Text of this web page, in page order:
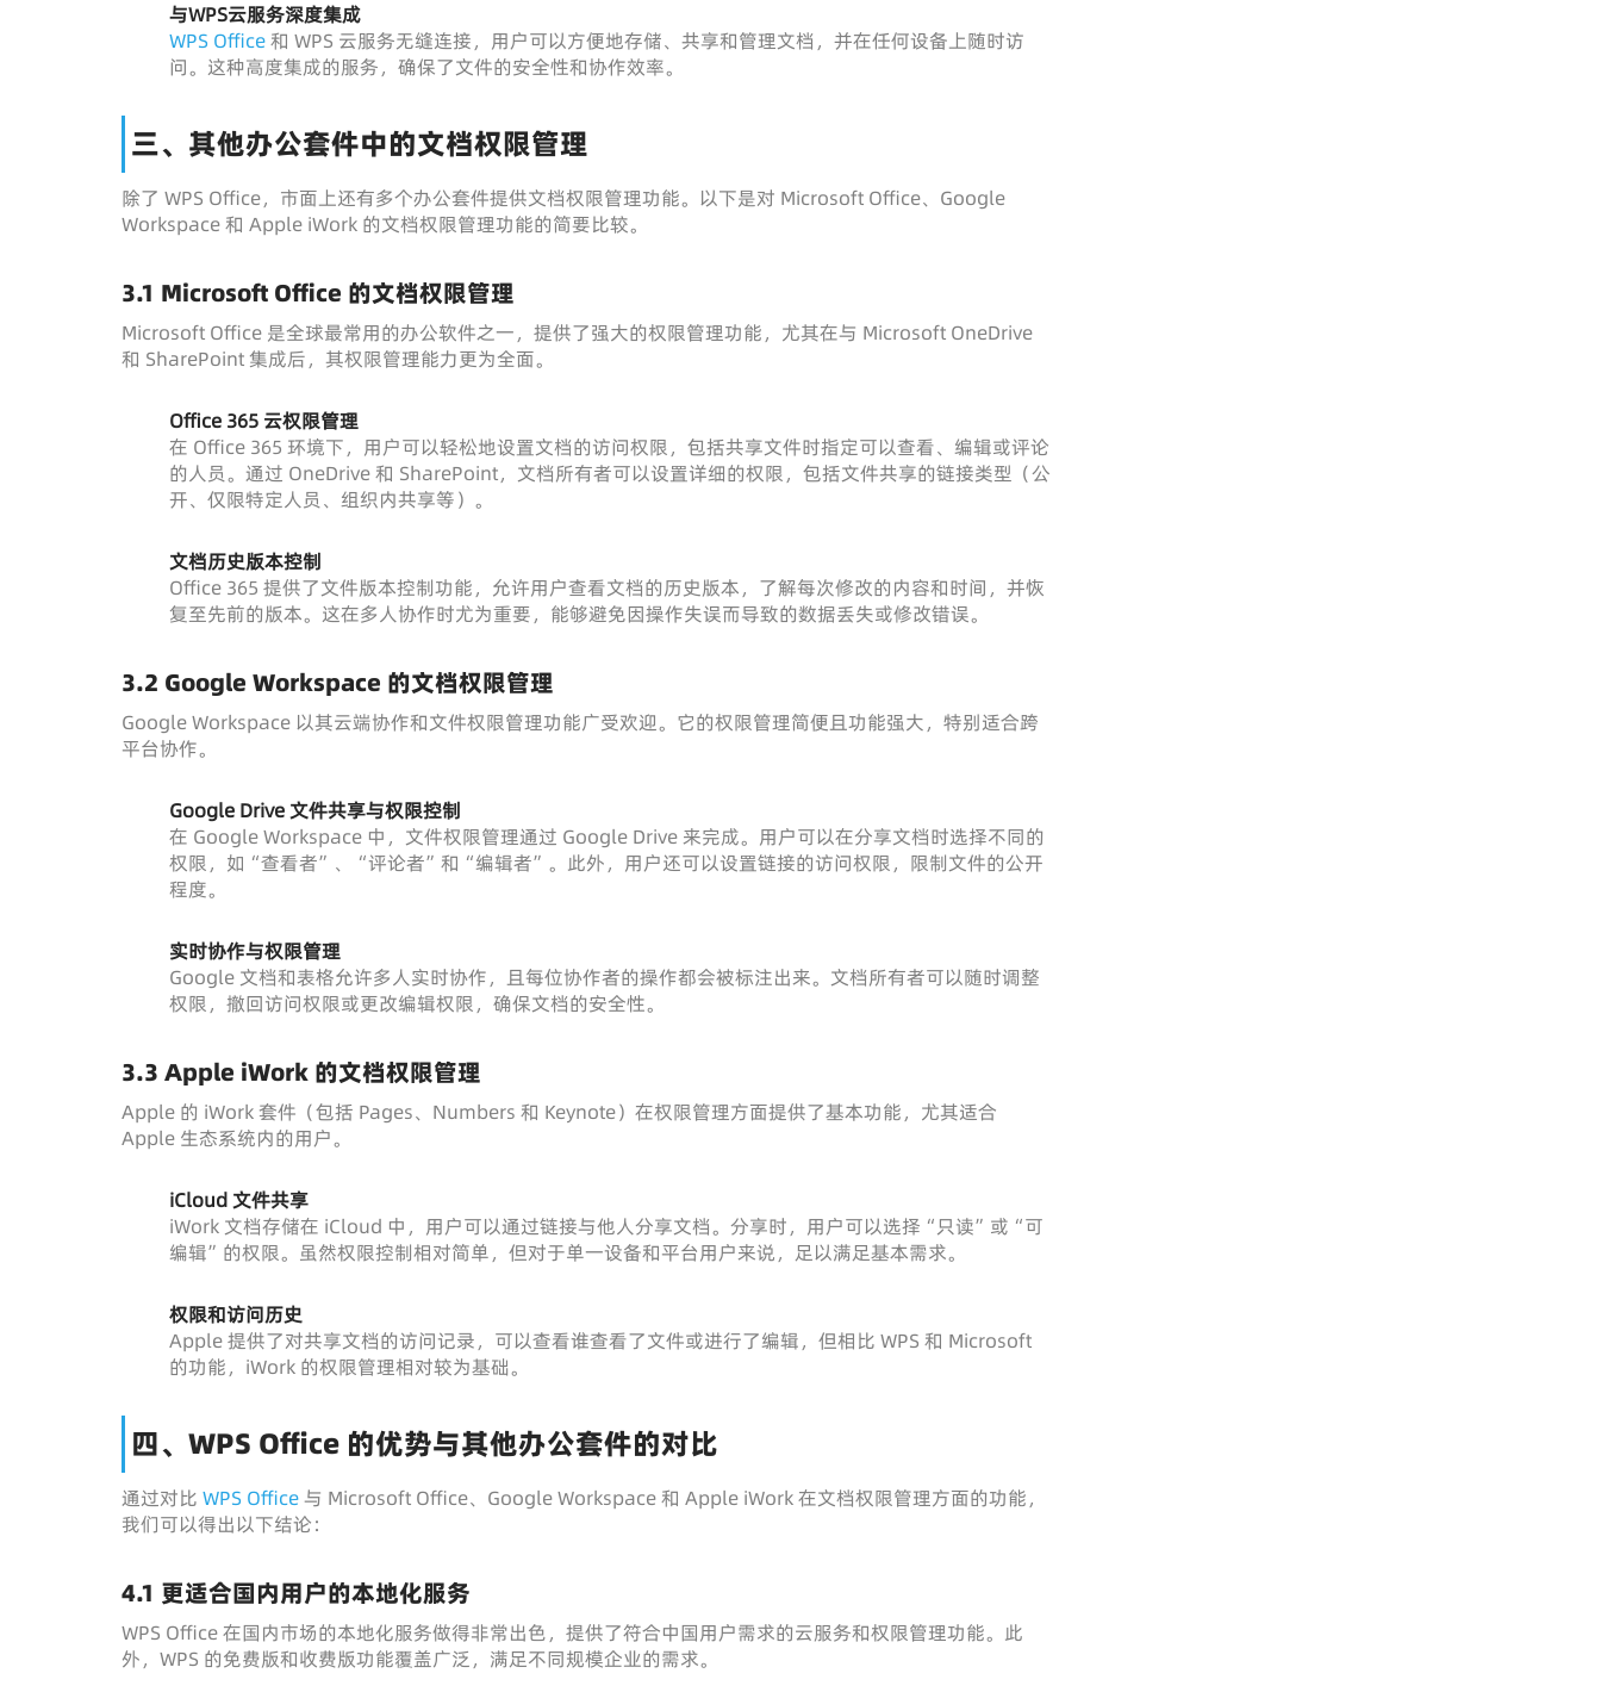
与WPS云服务深度集成
WPS Office和 WPS 云服务无缝连接，用户可以方便地存储、共享和管理文档，并在任何设备上随时访
问。这种高度集成的服务，确保了文件的安全性和协作效率。
三、其他办公套件中的文档权限管理
除了 WPS Office，市面上还有多个办公套件提供文档权限管理功能。以下是对 Microsoft Office、Google
Workspace 和 Apple iWork 的文档权限管理功能的简要比较。
3.1 Microsoft Office 的文档权限管理
Microsoft Office 是全球最常用的办公软件之一，提供了强大的权限管理功能，尤其在与 Microsoft OneDrive
和 SharePoint 集成后，其权限管理能力更为全面。
Office 365 云权限管理
在 Office 365 环境下，用户可以轻松地设置文档的访问权限，包括共享文件时指定可以查看、编辑或评论
的人员。通过 OneDrive 和 SharePoint，文档所有者可以设置详细的权限，包括文件共享的链接类型（公
开、仅限特定人员、组织内共享等）。
文档历史版本控制
Office 365 提供了文件版本控制功能，允许用户查看文档的历史版本，了解每次修改的内容和时间，并恢
复至先前的版本。这在多人协作时尤为重要，能够避免因操作失误而导致的数据丢失或修改错误。
3.2 Google Workspace 的文档权限管理
Google Workspace 以其云端协作和文件权限管理功能广受欢迎。它的权限管理简便且功能强大，特别适合跨
平台协作。
Google Drive 文件共享与权限控制
在 Google Workspace 中，文件权限管理通过 Google Drive 来完成。用户可以在分享文档时选择不同的
权限，如“查看者”、“评论者”和“编辑者”。此外，用户还可以设置链接的访问权限，限制文件的公开
程度。
实时协作与权限管理
Google 文档和表格允许多人实时协作，且每位协作者的操作都会被标注出来。文档所有者可以随时调整
权限，撤回访问权限或更改编辑权限，确保文档的安全性。
3.3 Apple iWork 的文档权限管理
Apple 的 iWork 套件（包括 Pages、Numbers 和 Keynote）在权限管理方面提供了基本功能，尤其适合
Apple 生态系统内的用户。
iCloud 文件共享
iWork 文档存储在 iCloud 中，用户可以通过链接与他人分享文档。分享时，用户可以选择“只读”或“可
编辑”的权限。虽然权限控制相对简单，但对于单一设备和平台用户来说，足以满足基本需求。
权限和访问历史
Apple 提供了对共享文档的访问记录，可以查看谁查看了文件或进行了编辑，但相比 WPS 和 Microsoft
的功能，iWork 的权限管理相对较为基础。
四、WPS Office 的优势与其他办公套件的对比
通过对比 WPS Office与 Microsoft Office、Google Workspace 和 Apple iWork 在文档权限管理方面的功能，
我们可以得出以下结论：
4.1 更适合国内用户的本地化服务
WPS Office 在国内市场的本地化服务做得非常出色，提供了符合中国用户需求的云服务和权限管理功能。此
外，WPS 的免费版和收费版功能覆盖广泛，满足不同规模企业的需求。